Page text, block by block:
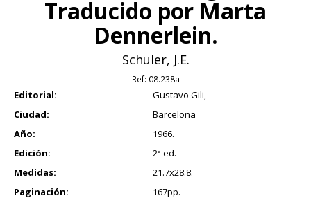
Traducido por Marta
Dennerlein.
Schuler, J.E.
Ref: 08.238a
Editorial:
Gustavo Gili,
Ciudad:
Barcelona
Año:
1966.
Edición:
2ª ed.
Medidas:
21.7x28.8.
Paginación:
167pp.